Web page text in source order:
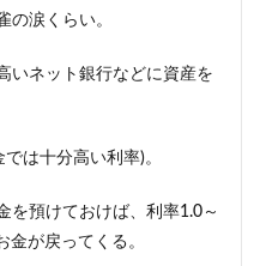
の涙くらい。
いネット銀行などに資産を
は十分高い利率)。
を預けておけば、利率1.0～
金が戻ってくる。